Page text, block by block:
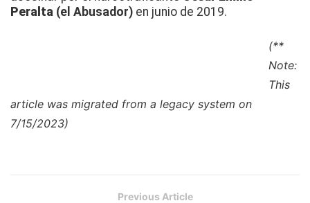
Peralta (el Abusador) en junio de 2019.
(**
Note:
This
article was migrated from a legacy system on
7/15/2023)
Previous Article